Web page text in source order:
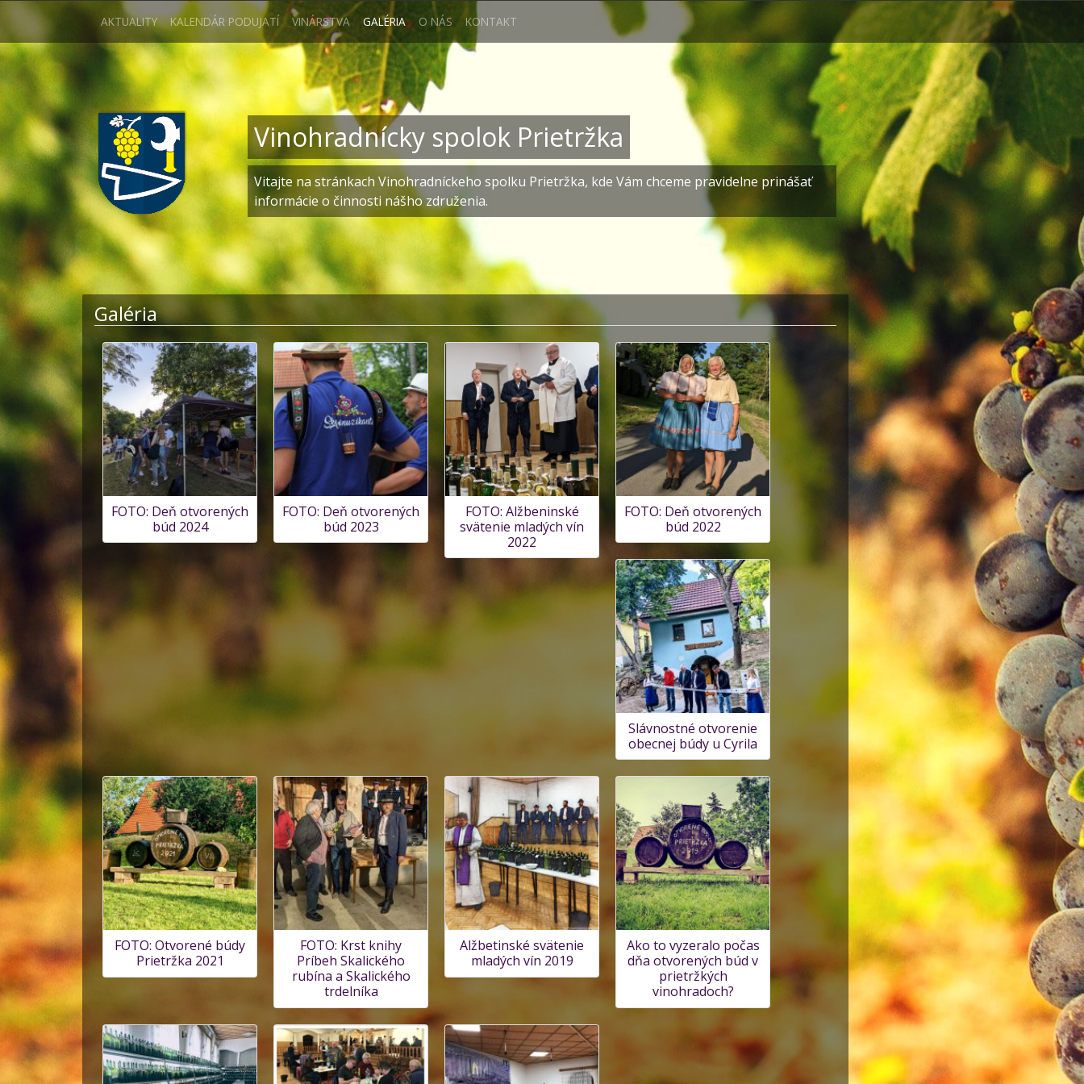
AKTUALITY KALENDÁR PODUJATÍ VINÁRSTVA GALÉRIA O NÁS KONTAKT
Vinohradnícky spolok Prietržka
Vitajte na stránkach Vinohradníckeho spolku Prietržka, kde Vám chceme pravidelne prinášať
informácie o činnosti nášho združenia.
Galéria
FOTO: Deň otvorených
búd 2024
FOTO: Deň otvorených
búd 2023
FOTO: Alžbeninské
svätenie mladých vín
2022
FOTO: Deň otvorených
búd 2022
Slávnostné otvorenie
obecnej búdy u Cyrila
FOTO: Otvorené búdy
Prietržka 2021
FOTO: Krst knihy
Príbeh Skalického
rubína a Skalického
trdelníka
Alžbetinské svätenie
mladých vín 2019
Ako to vyzeralo počas
dňa otvorených búd v
prietržkých
vinohradoch?